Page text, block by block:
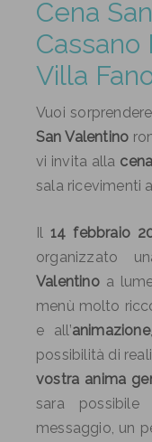
Cena
Villa
Vuoi
San Valentino
vi invita alla
sala ricevimenti a
Il14 febbraio
organizzato
Valentinoa
menù molto
e all’animazione
possibilità di
vostra anima
sara
messaggio, un